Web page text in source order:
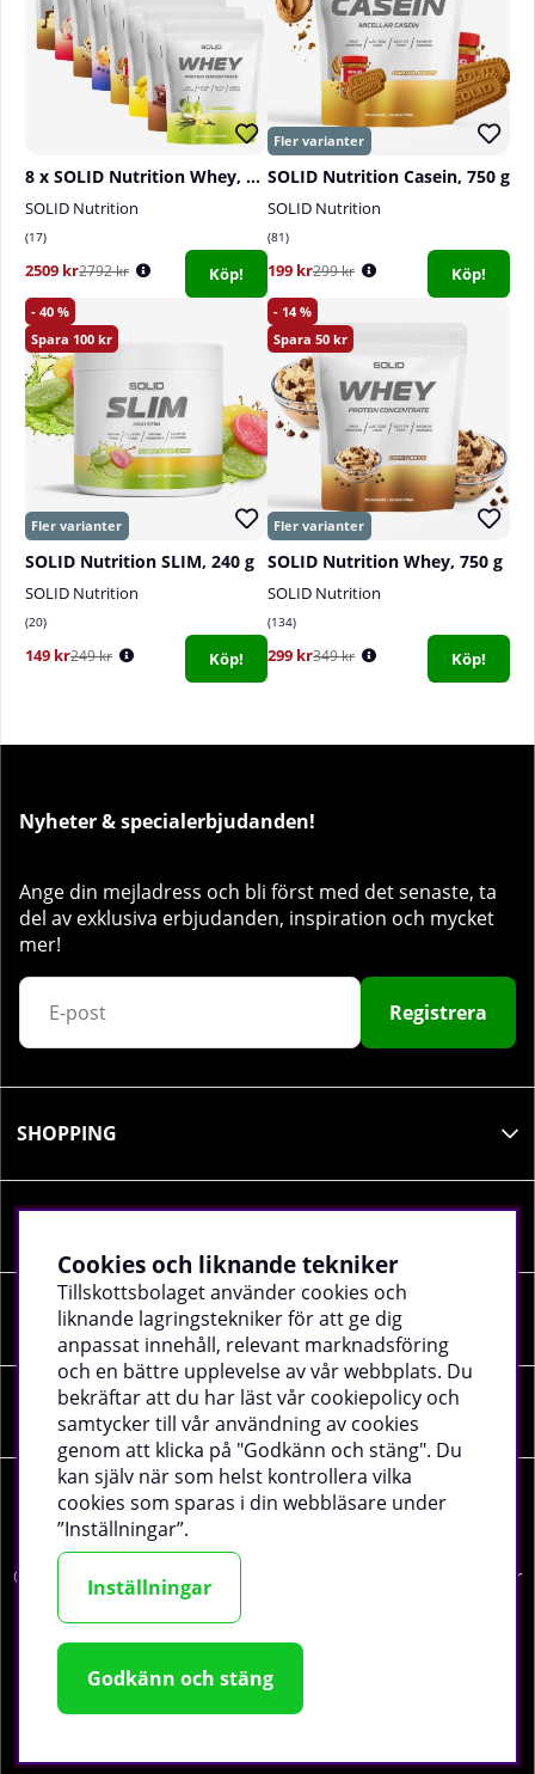
8 x SOLID Nutrition Whey, 750 g
SOLID Nutrition
17
2509 kr2792 kr Köp!
SOLID Nutrition Casein, 750 g
SOLID Nutrition
81
199 kr299 kr Köp!
40
100
SOLID Nutrition SLIM, 240 g
SOLID Nutrition
20
149 kr249 kr Köp!
14
50
SOLID Nutrition Whey, 750 g
SOLID Nutrition
134
299 kr349 kr Köp!
Nyheter & specialerbjudanden!
Ange din mejladress och bli först med det senaste, ta
del av exklusiva erbjudanden, inspiration och mycket
mer!
Registrera
SHOPPING
SOCIALA MEDIER
FÖRETAGSUPPGIFTER
© 2026 tillskottsbolaget.se. Vi använder cookies -
läs mer
Cookies och liknande tekniker
Tillskottsbolaget använder cookies och
liknande lagringstekniker för att ge dig
anpassat innehåll, relevant marknadsföring
och en bättre upplevelse av vår webbplats. Du
bekräftar att du har läst vår cookiepolicy och
samtycker till vår användning av cookies
genom att klicka på "Godkänn och stäng". Du
kan själv när som helst kontrollera vilka
cookies som sparas i din webbläsare under
”Inställningar”.
Inställningar
Godkänn och stäng